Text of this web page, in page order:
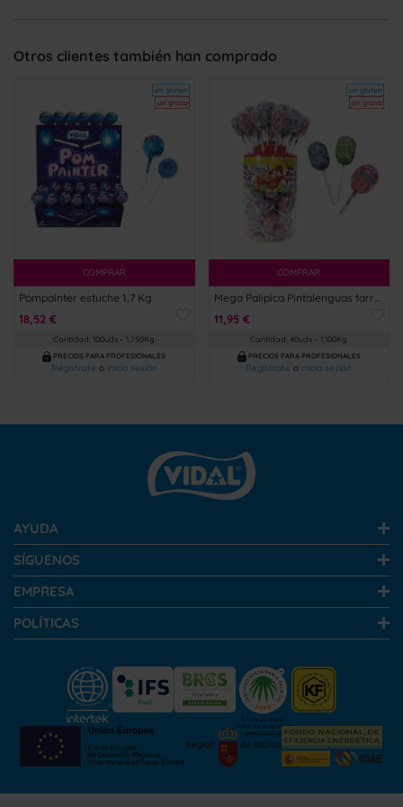
Otros clientes también han comprado
sin gluten
sin grasa
COMPRAR
Pompainter estuche 1,7 Kg
18,52 €
Cantidad: 100uds – 1,750Kg
PRECIOS PARA PROFESIONALES
Regístrate o inicia sesión
sin gluten
sin grasa
COMPRAR
11,95 €
Cantidad: 40uds – 1,100Kg
PRECIOS PARA PROFESIONALES
Regístrate o inicia sesión
AYUDA
SÍGUENOS
EMPRESA
POLÍTICAS